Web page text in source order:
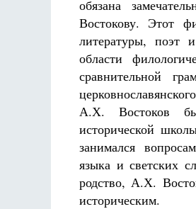
обязана
Востокову. Этот
литературы, поэт
области
сравнительной
А.Х. Востоков
исторической
занимался
языка и светских
родство, А.Х.
историческим.